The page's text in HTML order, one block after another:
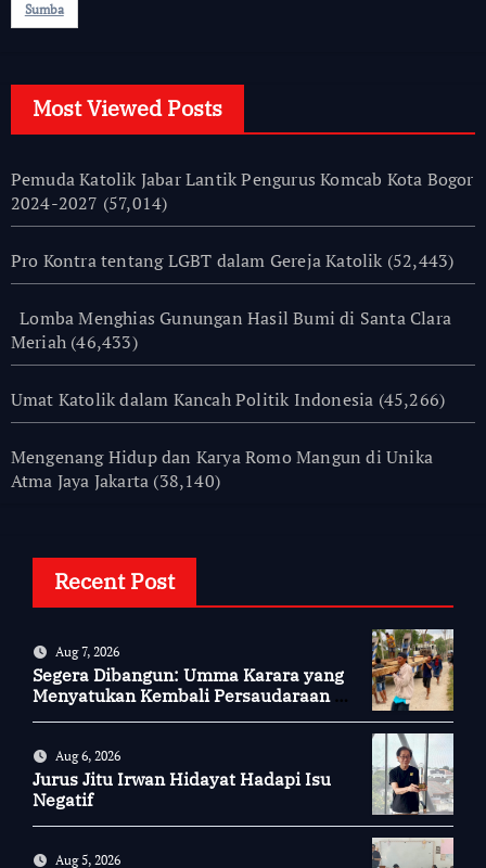
Sumba
Most Viewed Posts
Pemuda Katolik Jabar Lantik Pengurus Komcab Kota Bogor
2024-2027 (57,014)
Pro Kontra tentang LGBT dalam Gereja Katolik (52,443)
Lomba Menghias Gunungan Hasil Bumi di Santa Clara
Meriah (46,433)
Umat Katolik dalam Kancah Politik Indonesia (45,266)
Mengenang Hidup dan Karya Romo Mangun di Unika
Atma Jaya Jakarta (38,140)
Recent Post
Aug 7, 2026
Segera Dibangun: Umma Karara yang
Menyatukan Kembali Persaudaraan di
Aug 6, 2026
Jurus Jitu Irwan Hidayat Hadapi Isu
Negatif
Aug 5, 2026